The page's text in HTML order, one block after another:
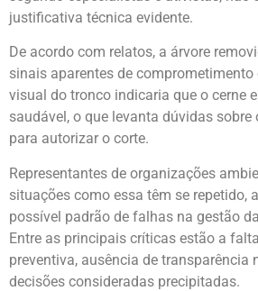
justificativa técnica evidente.
De acordo com relatos, a árvore
sinais aparentes de
visual do tronco indicaria que o cerne
saudável, o que levanta dúvidas
para autorizar o corte.
Representantes de organizações
situações como essa têm se repetido,
possível padrão de falhas na gestão
Entre as principais críticas estão a
preventiva, ausência de transparência
decisões consideradas precipitadas.